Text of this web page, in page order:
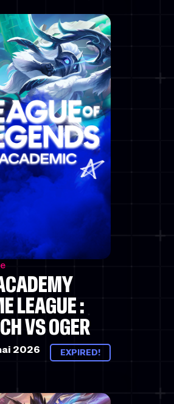
LEAGUE :
VS OGER
2026 EXPIRED!